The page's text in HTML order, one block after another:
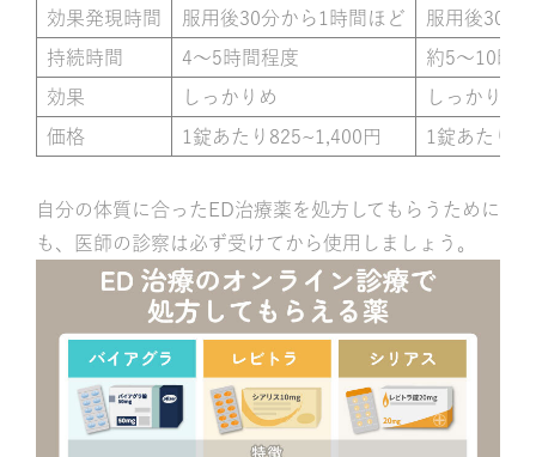
効果発現時間 服用後30分から1時間ほど 服用後30分
持続時間 4〜5時間程度 約5～10時間
効果 しっかりめ しっかりめ
価格 1錠あたり825~1,400円 1錠あたり
自分の体質に合ったED治療薬を処方してもらうために
も、医師の診察は必ず受けてから使用しましょう。